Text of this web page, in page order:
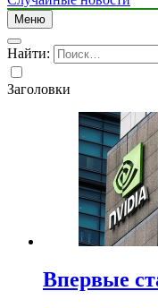
Меню
Найти:
Заголовки
Впервые